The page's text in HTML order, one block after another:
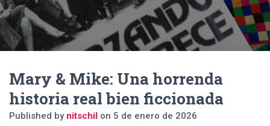
N
A
I
G
Mary & Mike: Una horrenda
historia real bien ficcionada
Published by nitschil on 5 de enero de 2026